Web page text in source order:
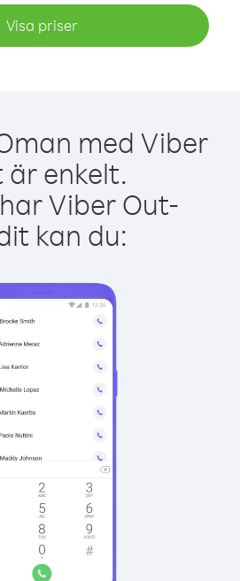
Visa priser
med Viber
är enkelt.
Viber Out-
kan du: